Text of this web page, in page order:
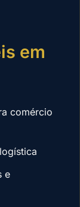
em
comércio
e